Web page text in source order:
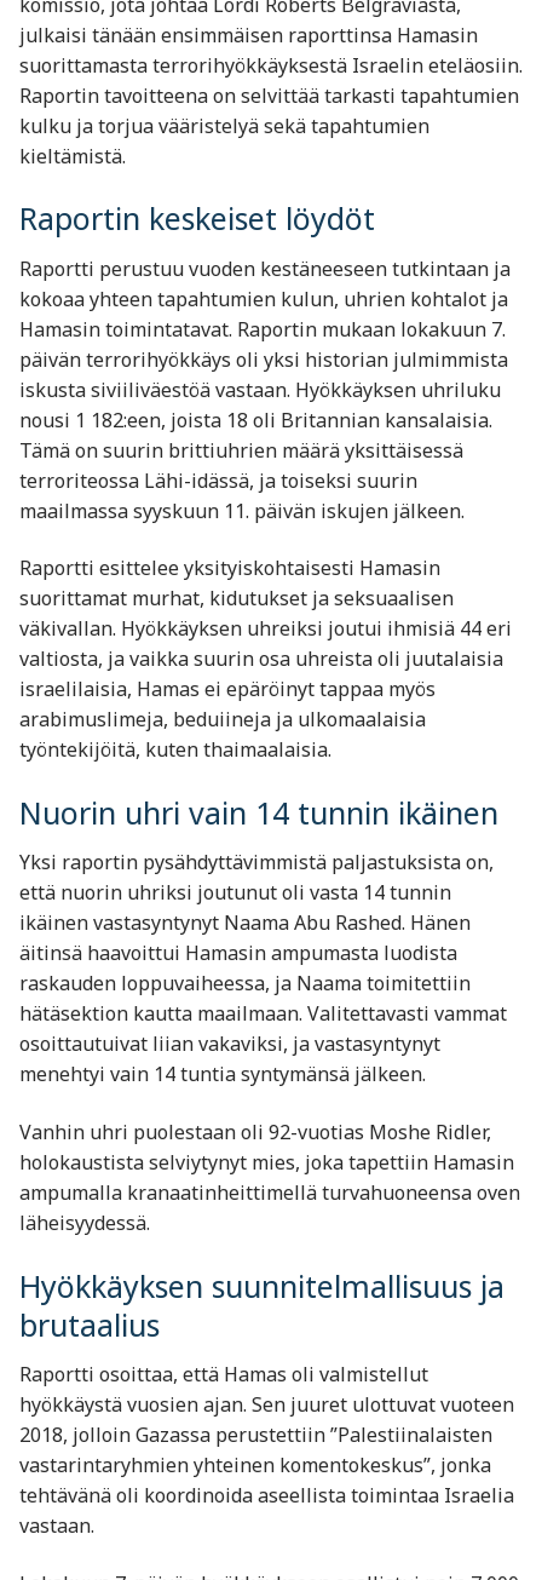
julkaisi tänään ensimmäisen raporttinsa Hamasin
suorittamasta terrorihyökkäyksestä Israelin eteläosiin.
Raportin tavoitteena on selvittää tarkasti tapahtumien
kulku ja torjua vääristelyä sekä tapahtumien
kieltämistä.
Raportin keskeiset löydöt
Raportti perustuu vuoden kestäneeseen tutkintaan ja
kokoaa yhteen tapahtumien kulun, uhrien kohtalot ja
Hamasin toimintatavat. Raportin mukaan lokakuun 7.
päivän terrorihyökkäys oli yksi historian julmimmista
iskusta siviiliväestöä vastaan. Hyökkäyksen uhriluku
nousi 1 182:een, joista 18 oli Britannian kansalaisia.
Tämä on suurin brittiuhrien määrä yksittäisessä
terroriteossa Lähi-idässä, ja toiseksi suurin
maailmassa syyskuun 11. päivän iskujen jälkeen.
Raportti esittelee yksityiskohtaisesti Hamasin
suorittamat murhat, kidutukset ja seksuaalisen
väkivallan. Hyökkäyksen uhreiksi joutui ihmisiä 44 eri
valtiosta, ja vaikka suurin osa uhreista oli juutalaisia
israelilaisia, Hamas ei epäröinyt tappaa myös
arabimuslimeja, beduiineja ja ulkomaalaisia
työntekijöitä, kuten thaimaalaisia.
Nuorin uhri vain 14 tunnin ikäinen
Yksi raportin pysähdyttävimmistä paljastuksista on,
että nuorin uhriksi joutunut oli vasta 14 tunnin
ikäinen vastasyntynyt Naama Abu Rashed. Hänen
äitinsä haavoittui Hamasin ampumasta luodista
raskauden loppuvaiheessa, ja Naama toimitettiin
hätäsektion kautta maailmaan. Valitettavasti vammat
osoittautuivat liian vakaviksi, ja vastasyntynyt
menehtyi vain 14 tuntia syntymänsä jälkeen.
Vanhin uhri puolestaan oli 92-vuotias Moshe Ridler,
holokaustista selviytynyt mies, joka tapettiin Hamasin
ampumalla kranaatinheittimellä turvahuoneensa oven
läheisyydessä.
Hyökkäyksen suunnitelmallisuus ja
brutaalius
Raportti osoittaa, että Hamas oli valmistellut
hyökkäystä vuosien ajan. Sen juuret ulottuvat vuoteen
2018, jolloin Gazassa perustettiin ”Palestiinalaisten
vastarintaryhmien yhteinen komentokeskus”, jonka
tehtävänä oli koordinoida aseellista toimintaa Israelia
vastaan.